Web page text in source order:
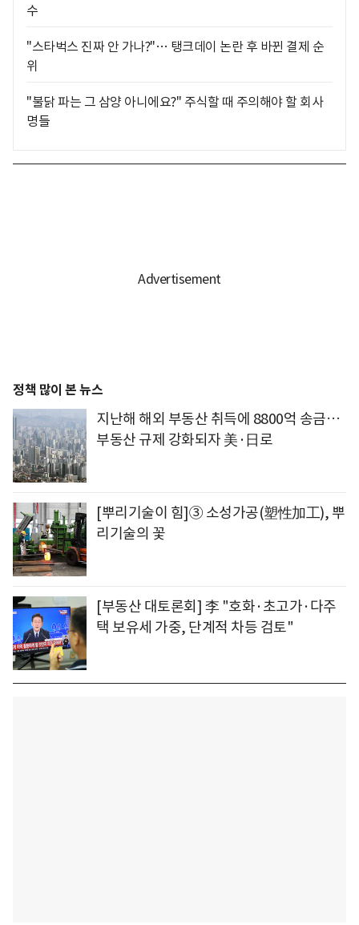
수
"스타벅스 진짜 안 가나?"… 탱크데이 논란 후 바뀐 결제 순
위
"불닭 파는 그 삼양 아니에요?" 주식할 때 주의해야 할 회사
명들
정책 많이 본 뉴스
지난해 해외 부동산 취득에 8800억 송금…
부동산 규제 강화되자 美·日로
[뿌리기술이 힘]③ 소성가공(塑性加工), 뿌
리기술의 꽃
[부동산 대토론회] 李 "호화·초고가·다주
택 보유세 가중, 단계적 차등 검토"